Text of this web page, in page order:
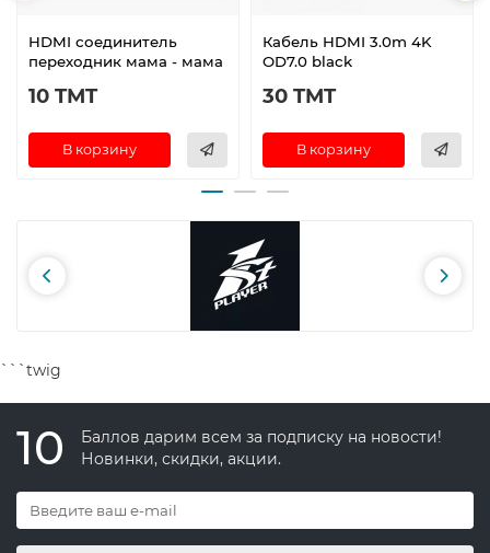
HDMI соединитель
переходник мама - мама
10 TMT
В корзину
Кабель HDMI 3.0m 4K
OD7.0 black
30 TMT
В корзину
```twig
10
Баллов дарим всем за подписку на новости!
Новинки, скидки, акции.